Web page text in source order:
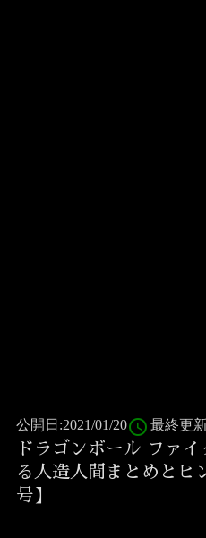
公開日:2021/01/20access_time 最終更
ドラゴンボール ファ
る人造人間まとめとヒ
号】